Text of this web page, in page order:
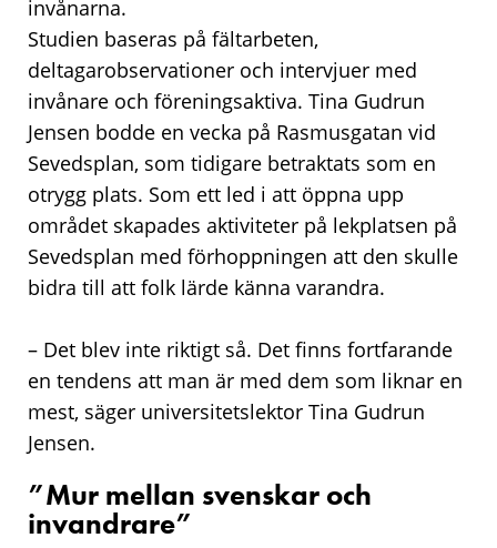
invånarna.
Studien baseras på fältarbeten,
deltagarobservationer och intervjuer med
invånare och föreningsaktiva. Tina Gudrun
Jensen bodde en vecka på Rasmusgatan vid
Sevedsplan, som tidigare betraktats som en
otrygg plats. Som ett led i att öppna upp
området skapades aktiviteter på lekplatsen på
Sevedsplan med förhoppningen att den skulle
bidra till att folk lärde känna varandra.
– Det blev inte riktigt så. Det finns fortfarande
en tendens att man är med dem som liknar en
mest, säger universitetslektor Tina Gudrun
Jensen.
”Mur mellan svenskar och
invandrare”